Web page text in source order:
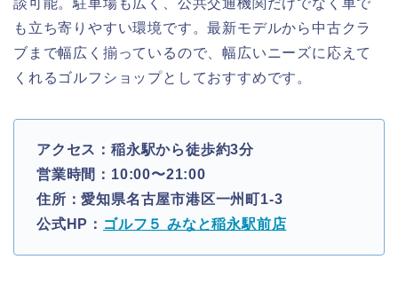
談可能。駐車場も広く、公共交通機関だけでなく車で
も立ち寄りやすい環境です。最新モデルから中古クラ
ブまで幅広く揃っているので、幅広いニーズに応えて
くれるゴルフショップとしておすすめです。
アクセス：稲永駅から徒歩約3分
営業時間：10:00〜21:00
住所：愛知県名古屋市港区一州町1-3
公式HP： ゴルフ５ みなと稲永駅前店